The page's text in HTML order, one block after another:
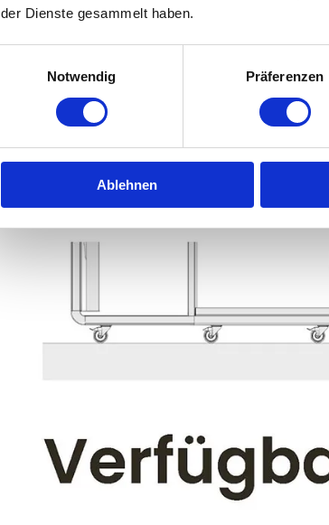
der Dienste gesammelt haben.
Notwendig
Präferenzen
Ablehnen